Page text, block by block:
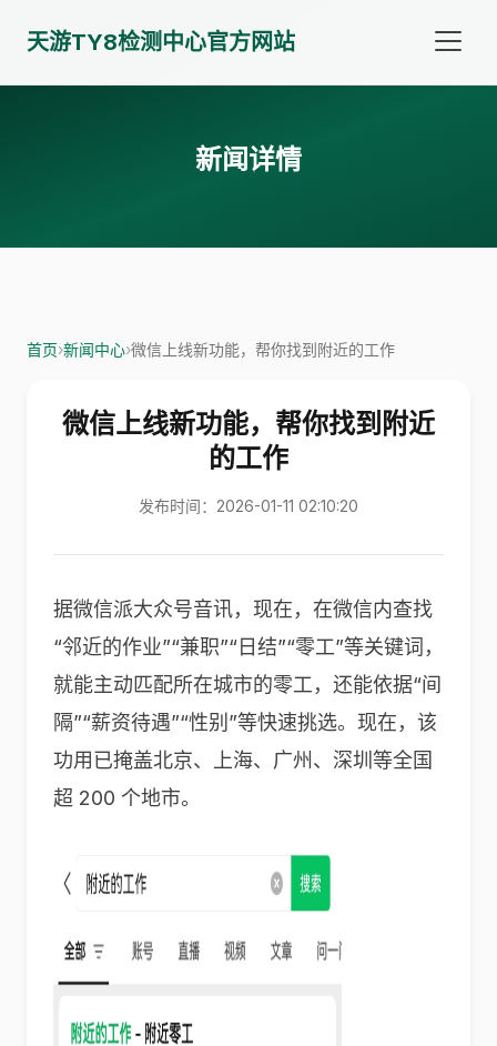
天游TY8检测中心官方网站
新闻详情
首页›新闻中心›微信上线新功能，帮你找到附近的工作
微信上线新功能，帮你找到附近
的工作
发布时间：2026-01-11 02:10:20
据微信派大众号音讯，现在，在微信内查找
“邻近的作业”“兼职”“日结”“零工”等关键词，
就能主动匹配所在城市的零工，还能依据“间
隔”“薪资待遇”“性别”等快速挑选。现在，该
功用已掩盖北京、上海、广州、深圳等全国
超 200 个地市。